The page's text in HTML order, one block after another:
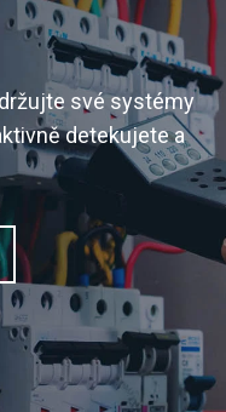
své systémy
detekujete a